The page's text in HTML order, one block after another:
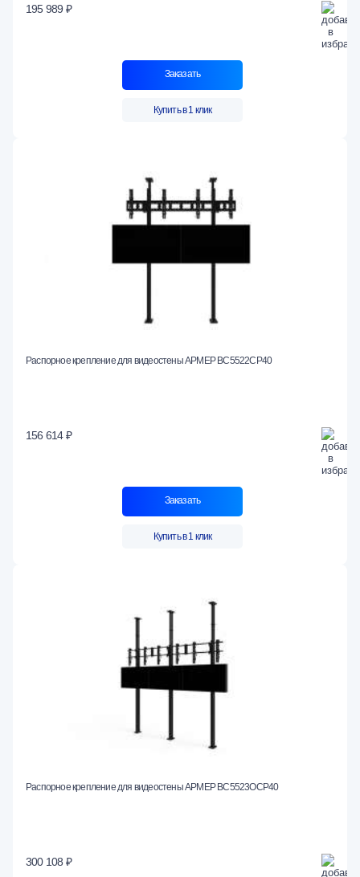
195 989 ₽
Заказать
Купить в 1 клик
Распорное крепление для видеостены АРМЕР ВС5522СР40
156 614 ₽
Заказать
Купить в 1 клик
Распорное крепление для видеостены АРМЕР ВС5523ОСР40
300 108 ₽